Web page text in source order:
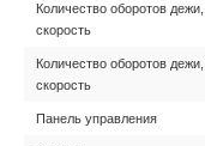
Количество оборотов
скорость
Количество оборотов
скорость
Панель управления